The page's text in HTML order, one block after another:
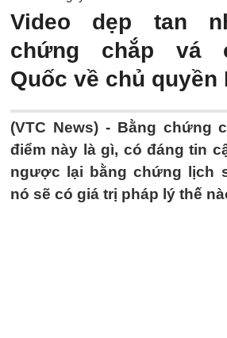
Video dẹp tan
chứng chắp vá
Quốc về chủ quyền
(VTC News) - Bằng chứng
điểm này là gì, có đáng tin
ngược lại bằng chứng lịch
nó sẽ có giá trị pháp lý thế